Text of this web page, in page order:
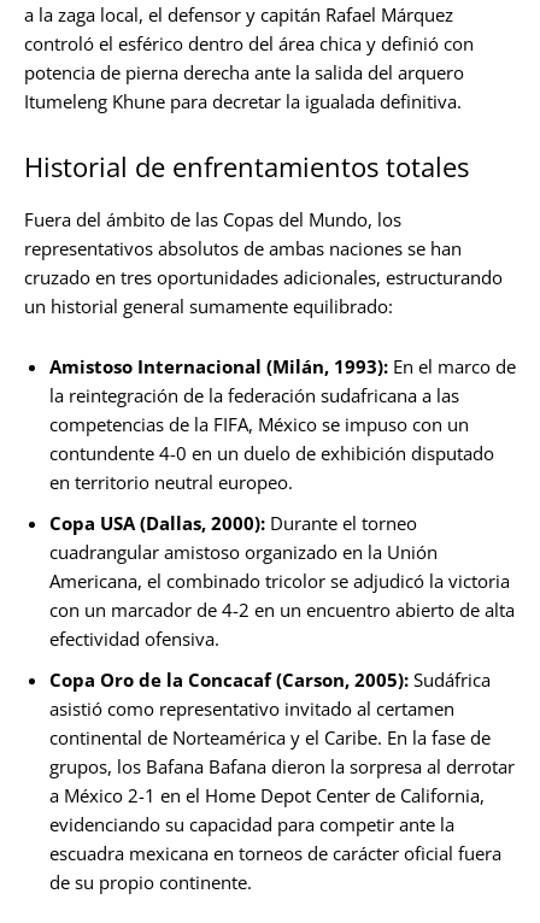
a la zaga local, el defensor y capitán Rafael Márquez
controló el esférico dentro del área chica y definió con
potencia de pierna derecha ante la salida del arquero
Itumeleng Khune para decretar la igualada definitiva.
Historial de enfrentamientos totales
Fuera del ámbito de las Copas del Mundo, los
representativos absolutos de ambas naciones se han
cruzado en tres oportunidades adicionales, estructurando
un historial general sumamente equilibrado:
Amistoso Internacional (Milán, 1993): En el marco de
la reintegración de la federación sudafricana a las
competencias de la FIFA, México se impuso con un
contundente 4-0 en un duelo de exhibición disputado
en territorio neutral europeo.
Copa USA (Dallas, 2000): Durante el torneo
cuadrangular amistoso organizado en la Unión
Americana, el combinado tricolor se adjudicó la victoria
con un marcador de 4-2 en un encuentro abierto de alta
efectividad ofensiva.
Copa Oro de la Concacaf (Carson, 2005): Sudáfrica
asistió como representativo invitado al certamen
continental de Norteamérica y el Caribe. En la fase de
grupos, los Bafana Bafana dieron la sorpresa al derrotar
a México 2-1 en el Home Depot Center de California,
evidenciando su capacidad para competir ante la
escuadra mexicana en torneos de carácter oficial fuera
de su propio continente.